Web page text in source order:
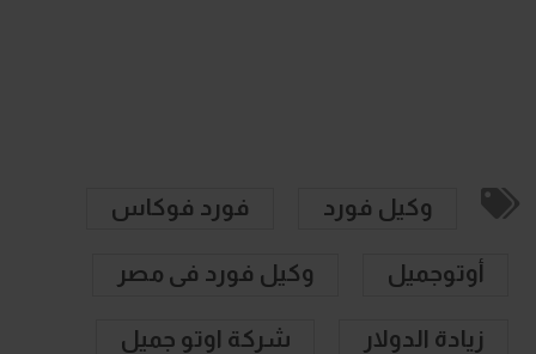
وكيل فورد فورد فوكاس
أوتوجميل وكيل فورد فى مصر
زيادة الدولار شركة اوتو جميل